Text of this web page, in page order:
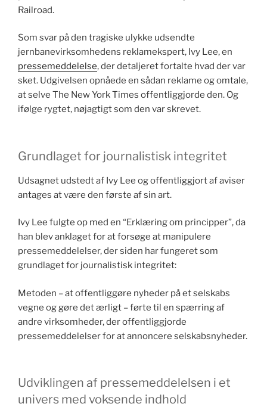
Railroad.
Som svar på den tragiske ulykke udsendte
jernbanevirksomhedens reklamekspert, Ivy Lee, en
pressemeddelelse, der detaljeret fortalte hvad der var
sket. Udgivelsen opnåede en sådan reklame og omtale,
at selve The New York Times offentliggjorde den. Og
ifølge rygtet, nøjagtigt som den var skrevet.
Grundlaget for journalistisk integritet
Udsagnet udstedt af Ivy Lee og offentliggjort af aviser
antages at være den første af sin art.
Ivy Lee fulgte op med en “Erklæring om principper”, da
han blev anklaget for at forsøge at manipulere
pressemeddelelser, der siden har fungeret som
grundlaget for journalistisk integritet:
Metoden – at offentliggøre nyheder på et selskabs
vegne og gøre det ærligt – førte til en spærring af
andre virksomheder, der offentliggjorde
pressemeddelelser for at annoncere selskabsnyheder.
Udviklingen af ​​pressemeddelelsen i et
univers med voksende indhold